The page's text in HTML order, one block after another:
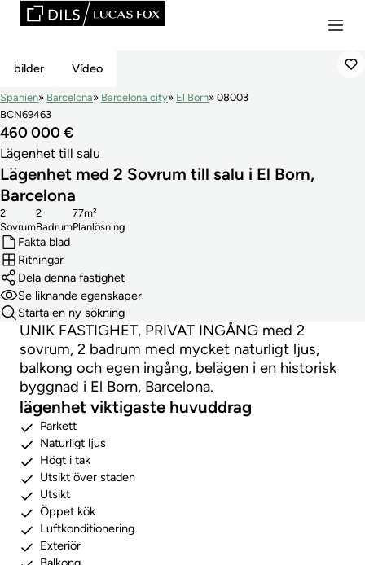
Reducerat Pris
bilder Vídeo
Spanien Barcelona Barcelona city El Born
08003
BCN69463
460 000 €
Lägenhet till salu
Lägenhet med 2 Sovrum till salu i El Born,
Barcelona
Sovrum
2
Badrum
2
Planlösning
77m²
Fakta blad
Ritningar
Dela denna fastighet
Se liknande egenskaper
Starta en ny sökning
UNIK FASTIGHET, PRIVAT INGÅNG med 2
sovrum, 2 badrum med mycket naturligt ljus,
balkong och egen ingång, belägen i en historisk
byggnad i El Born, Barcelona.
lägenhet viktigaste huvuddrag
Parkett
Naturligt ljus
Högt i tak
Utsikt över staden
Utsikt
Öppet kök
Luftkonditionering
Exteriör